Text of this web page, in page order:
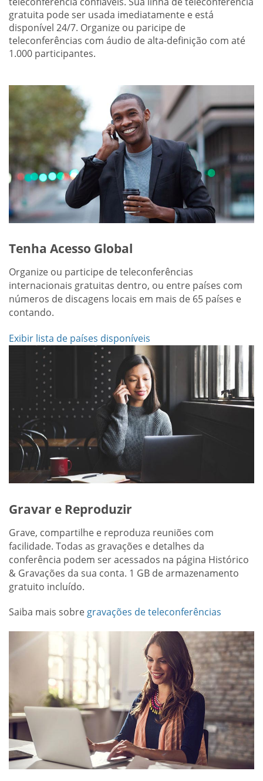
gratuita pode ser usada imediatamente e está
disponível 24/7. Organize ou paricipe de
teleconferências com áudio de alta-definição com até
1.000 participantes.
Tenha Acesso Global
Organize ou participe de teleconferências
internacionais gratuitas dentro, ou entre países com
números de discagens locais em mais de 65 países e
contando.
Exibir lista de países disponíveis
Gravar e Reproduzir
Grave, compartilhe e reproduza reuniões com
facilidade. Todas as gravações e detalhes da
conferência podem ser acessados na página Histórico
& Gravações da sua conta. 1 GB de armazenamento
gratuito incluído.
Saiba mais sobre gravações de teleconferências